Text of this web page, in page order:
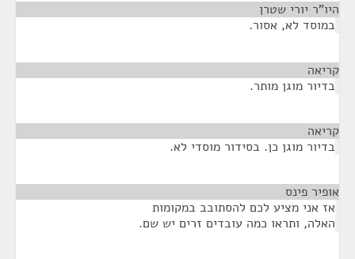
היו"ר יורי שטרן
במוסד לא, אסור.
קריאה
בדיור מוגן מותר.
קריאה
בדיור מוגן כן. בסידור מוסדי לא.
אופיר פינס
אז אני מציע לכם להסתובב במקומות
האלה, ותראו כמה עובדים זרים יש שם.